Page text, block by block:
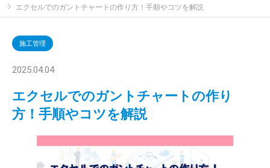
エクセルでのガントチャートの作り方！手順やコツを解説
施工管理
2025.04.04
エクセルでのガントチャートの作り
方！手順やコツを解説